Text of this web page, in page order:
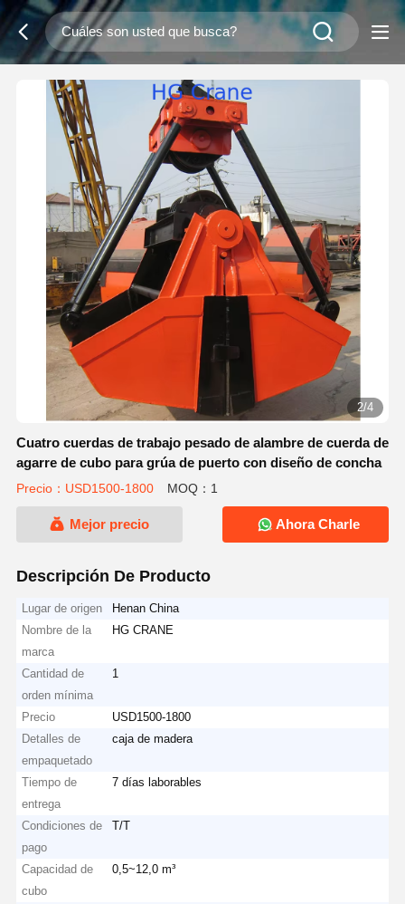
2/4
Cuatro cuerdas de trabajo pesado de alambre de cuerda de
agarre de cubo para grúa de puerto con diseño de concha
Precio：USD1500-1800 MOQ：1
Mejor precio Ahora Charle
Descripción De Producto
Lugar de origen
Henan China
Nombre de la
marca
HG CRANE
Cantidad de
orden mínima
1
Precio
USD1500-1800
Detalles de
empaquetado
caja de madera
Tiempo de
entrega
7 días laborables
Condiciones de
pago
T/T
Capacidad de
cubo
0,5~12,0 m³